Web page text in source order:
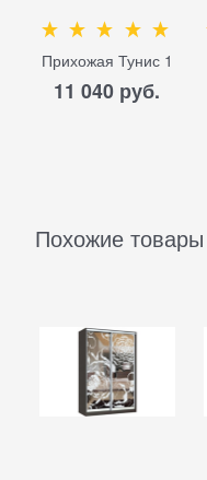
Прихожая Тунис 1
11 040 руб.
Похожие товары